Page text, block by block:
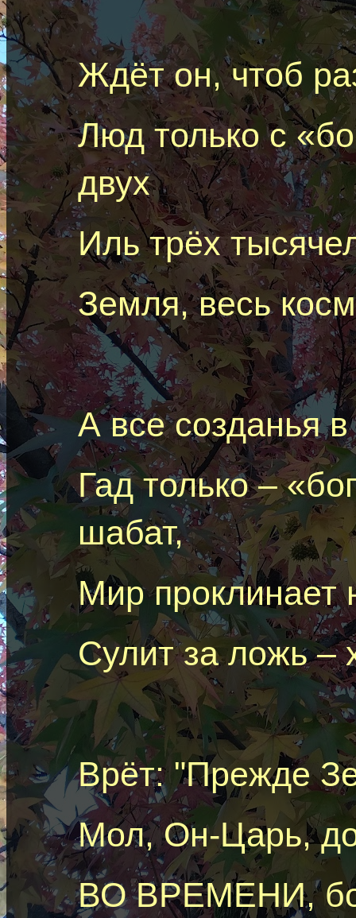
Ждётoн, чтоб
Люд только с
двух
Иль трёх
Земля, весь
Aвсесозданьяв
Гадтолько –
шабат,
Мир проклинает
Сулит за ложь –
Врёт: "Прежде
Мол,Oн-Царь,
ВО ВРЕМЕНИ,